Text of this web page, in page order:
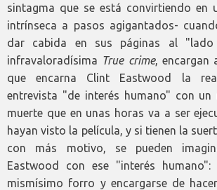
sintagma que se está convirtiendo en
intrínseca a pasos agigantados-
dar cabida en sus páginas al "lado
infravaloradísima True crime, encargan
que encarna Clint Eastwood la
entrevista "de interés humano" con un
muerte que en unas horas va a ser
hayan visto la película, y si tienen la
con más motivo, se pueden
Eastwood con ese "interés
mismísimo forro y encargarse de